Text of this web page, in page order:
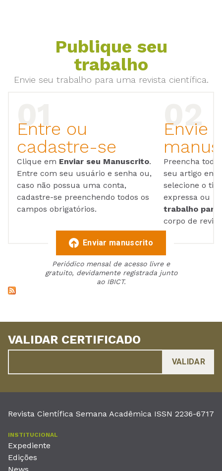
Publique seu
trabalho
Envie seu trabalho para uma revista científica.
Entre ou
cadastre-se
Clique em Enviar seu Manuscrito.
Entre com seu usuário e senha ou,
caso não possua uma conta,
cadastre-se preenchendo todos os
campos obrigatórios.
Envie
Preencha
seu artigo em
selecione o
expressa ou
trabalho para
corpo de
Enviar manuscrito
Periódico mensal de acesso livre e
gratuito, devidamente registrada junto
ao IBICT.
VALIDAR CERTIFICADO
Revista Científica Semana Acadêmica ISSN 2236-6717
INSTITUCIONAL
Expediente
Edições